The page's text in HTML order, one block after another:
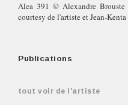
Alea 391 © Alexandre Brouste
courtesy de l'artiste et Jean-
Publications
tout voir de l'artiste